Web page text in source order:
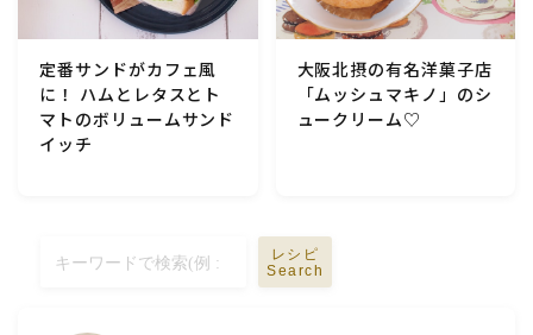
その他食材
テーブルコーディネート・食器・調理器具
定番サンドがカフェ風
に！ ハムとレタスとト
マトのボリュームサンド
イッチ
大阪北摂の有名洋菓子店
「ムッシュマキノ」のシ
ュークリーム♡
レシピ
Search